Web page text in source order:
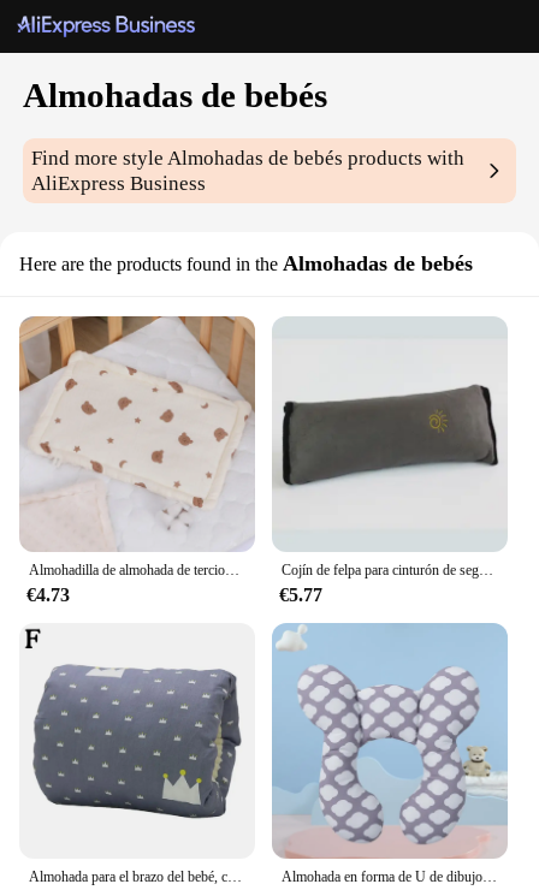
Almohadas de bebés
Find more styleAlmohadas de bebés products with
AliExpress Business
Here are the products found in the Almohadas de bebés
Almohadilla de almohada de terciopelo de algodón para recién nacido, cojín plano con patrón de dibujos animados, anti-tobillos para bebé
€4.73
Cojín de felpa para cinturón de seguridad de bebé, funda de protección para el hombro del vehículo, almohada para el coche
€5.77
Almohada para el brazo del bebé, cojín de lactancia, decoración para la habitación del bebé Almohada en forma de U de dibujos animados para niños, almohada de algodón suave para bebé, almohada de viaje para coche para niños, almohada multifuncional para cochecito, nuevo